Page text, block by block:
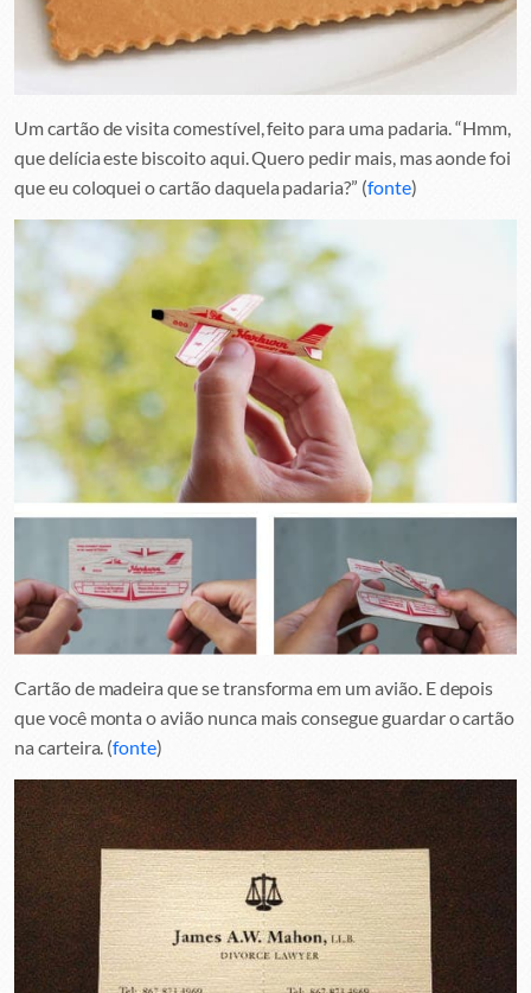
Um cartão de visita comestível, feito para uma padaria. “Hmm,
que delícia este biscoito aqui. Quero pedir mais, mas aonde foi
que eu coloquei o cartão daquela padaria?” (fonte)
Cartão de madeira que se transforma em um avião. E depois
que você monta o avião nunca mais consegue guardar o cartão
na carteira. (fonte)